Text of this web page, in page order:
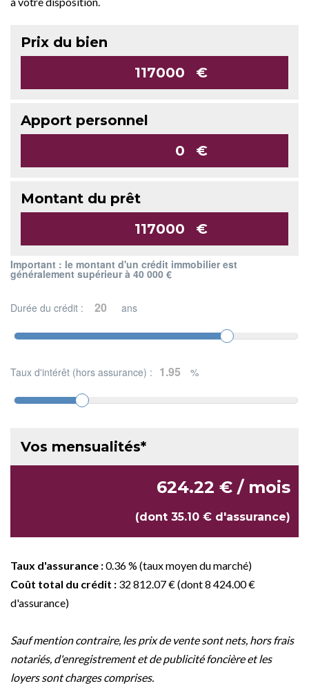
Prix du bien
€
Apport personnel
€
Montant du prêt
€
Important : le montant d'un crédit immobilier est
généralement supérieur à 40 000 €
Durée du crédit : ans
Taux d'intérêt (hors assurance) : %
Vos mensualités*
624.22 € / mois
(dont 35.10 € d'assurance)
Taux d'assurance :0.36 % (taux moyen du marché)
Coût total du crédit : 32 812.07 € (dont 8 424.00 €
d'assurance)
Sauf mention contraire, les prix de vente sont nets, hors frais
notariés, d'enregistrement et de publicité foncière et les
loyers sont charges comprises.